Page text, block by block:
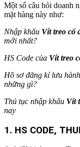
Một số câu hỏi doanh
mặt hàng này như:
Nhập khẩu Vít treo cố
mới nhất?
HS Code của Vít treo
Hồ sơ đăng kí lưu hành
những gì?
Thủ tục nhập khẩu Vít
nay
1. HS CODE,